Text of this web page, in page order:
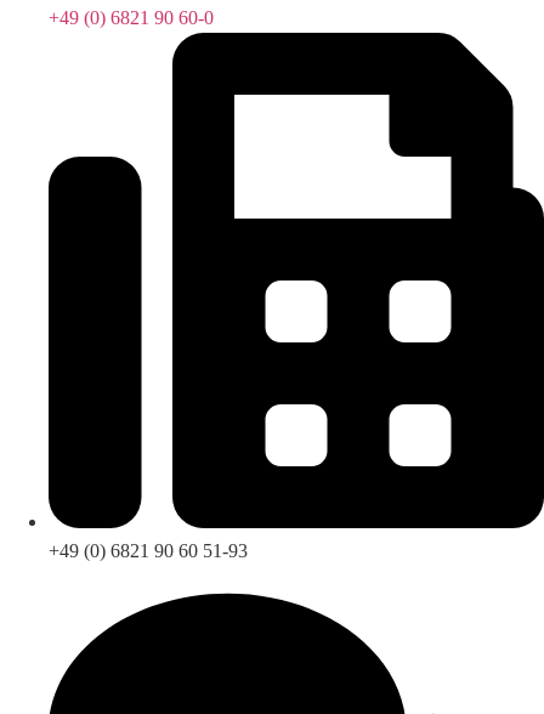
+49 (0) 6821 90 60-0
+49 (0) 6821 90 60 51-93